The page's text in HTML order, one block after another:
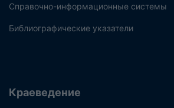
Справочно-информационные системы
Библиографические указатели
Краеведение